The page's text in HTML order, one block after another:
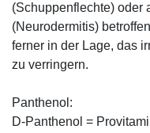
(Schuppenflechte) oder
(Neurodermitis)
ferner in der Lage, das
zu verringern.
Panthenol:
D-Panthenol =